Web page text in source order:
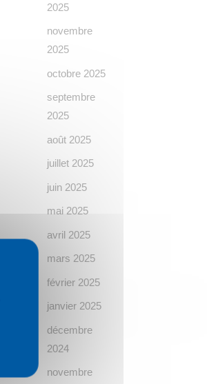
2025
novembre
2025
octobre 2025
septembre
2025
août 2025
juillet 2025
juin 2025
mai 2025
avril 2025
mars 2025
février 2025
janvier 2025
décembre
2024
novembre